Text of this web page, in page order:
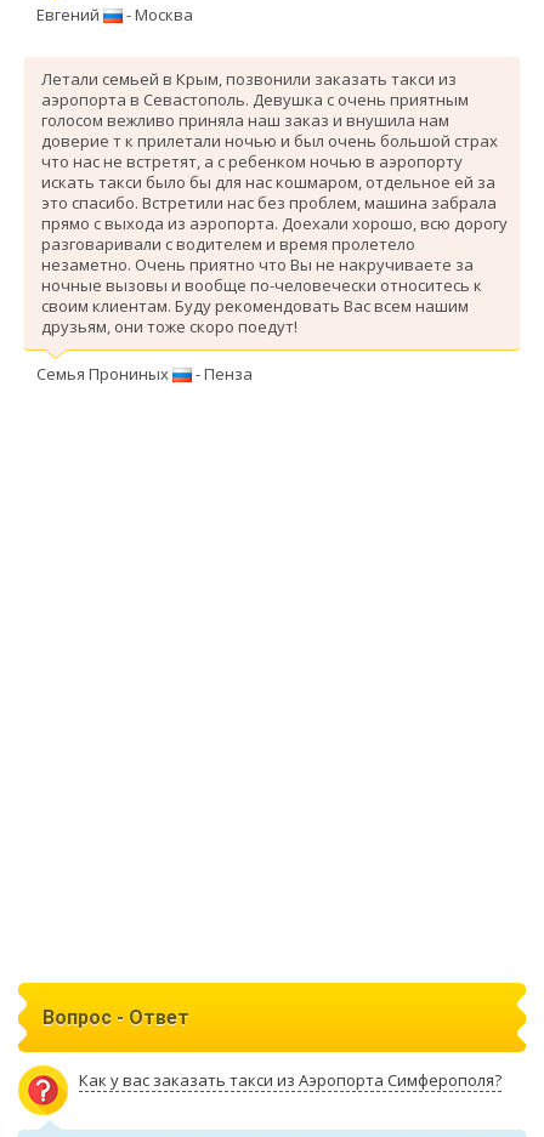
Евгений - Москва
Летали семьей в Крым, позвонили заказать такси из
аэропорта в Севастополь. Девушка с очень приятным
голосом вежливо приняла наш заказ и внушила нам
доверие т к прилетали ночью и был очень большой страх
что нас не встретят, а с ребенком ночью в аэропорту
искать такси было бы для нас кошмаром, отдельное ей за
это спасибо. Вcтретили нас без проблем, машина забрала
прямо с выхода из аэропорта. Доехали хорошо, всю дорогу
разговаривали с водителем и время пролетело
незаметно. Очень приятно что Вы не накручиваете за
ночные вызовы и вообще по-человечески относитесь к
своим клиентам. Буду рекомендовать Вас всем нашим
друзьям, они тоже скоро поедут!
Семья Прониных - Пенза
Вопрос - Ответ
Как у вас заказать такси из Аэропорта Симферополя?